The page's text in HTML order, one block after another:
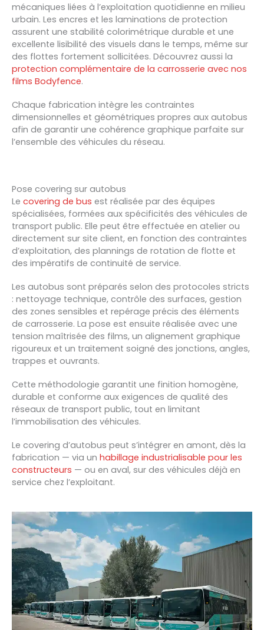
mécaniques liées à l’exploitation quotidienne en milieu
urbain. Les encres et les laminations de protection
assurent une stabilité colorimétrique durable et une
excellente lisibilité des visuels dans le temps, même sur
des flottes fortement sollicitées. Découvrez aussi la
protection complémentaire de la carrosserie avec nos
films Bodyfence.
Chaque fabrication intègre les contraintes
dimensionnelles et géométriques propres aux autobus
afin de garantir une cohérence graphique parfaite sur
l’ensemble des véhicules du réseau.
Pose covering sur autobus
Le covering de bus est réalisée par des équipes
spécialisées, formées aux spécificités des véhicules de
transport public. Elle peut être effectuée en atelier ou
directement sur site client, en fonction des contraintes
d’exploitation, des plannings de rotation de flotte et
des impératifs de continuité de service.
Les autobus sont préparés selon des protocoles stricts
: nettoyage technique, contrôle des surfaces, gestion
des zones sensibles et repérage précis des éléments
de carrosserie. La pose est ensuite réalisée avec une
tension maîtrisée des films, un alignement graphique
rigoureux et un traitement soigné des jonctions, angles,
trappes et ouvrants.
Cette méthodologie garantit une finition homogène,
durable et conforme aux exigences de qualité des
réseaux de transport public, tout en limitant
l’immobilisation des véhicules.
Le covering d’autobus peut s’intégrer en amont, dès la
fabrication — via un habillage industrialisable pour les
constructeurs — ou en aval, sur des véhicules déjà en
service chez l’exploitant.